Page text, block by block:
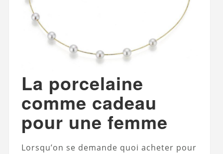
La porcelaine
comme cadeau
pour une femme
Lorsqu’on se demande quoi acheter pour